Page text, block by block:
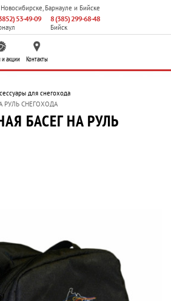
Барнауле и Бийске
53-49-09 8 (385) 299-68-48
Бийск
и акции Контакты
для снегохода
РУЛЬ СНЕГОХОДА
БАСЕГ НА РУЛЬ